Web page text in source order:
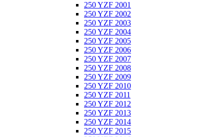
250 YZF 2001
250 YZF 2002
250 YZF 2003
250 YZF 2004
250 YZF 2005
250 YZF 2006
250 YZF 2007
250 YZF 2008
250 YZF 2009
250 YZF 2010
250 YZF 2011
250 YZF 2012
250 YZF 2013
250 YZF 2014
250 YZF 2015